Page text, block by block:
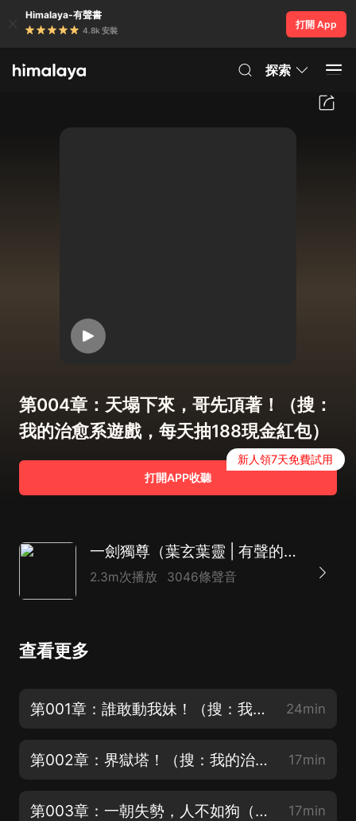
Himalaya-有聲書
4.8k 安裝
打開 App
探索
第004章：天塌下來，哥先頂著！（搜：
我的治愈系遊戲，每天抽188現金紅包）
打開APP收聽
新人領7天免費試用
一劍獨尊（葉玄葉靈 | 有聲的紫襟 | 男女雙播）|北劍江湖
2.3m次播放 3046條聲音
查看更多
第001章：誰敢動我妹！（搜：我的治愈系遊戲，每天抽188現金紅包） 24min
第002章：界獄塔！（搜：我的治愈系遊戲，每天抽188現金紅包） 17min
第003章：一朝失勢，人不如狗（搜：我的治愈系遊戲，每天抽188現金紅包） 17min